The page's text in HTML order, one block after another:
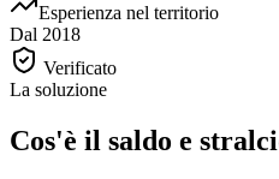
Esperienza nel territorio
Dal 2018
Verificato
La soluzione
Cos'è il saldo e